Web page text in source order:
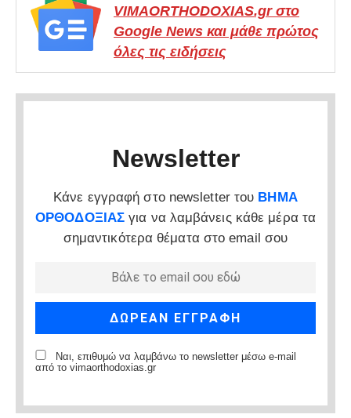
VIMAORTHODOXIAS.gr στο
Google News και μάθε πρώτος
όλες τις ειδήσεις
Newsletter
Κάνε εγγραφή στο newsletter του ΒΗΜΑ
ΟΡΘΟΔΟΞΙΑΣ για να λαμβάνεις κάθε μέρα τα
σημαντικότερα θέματα στο email σου
Ναι, επιθυμώ να λαμβάνω το newsletter μέσω e-mail
από το vimaorthodoxias.gr